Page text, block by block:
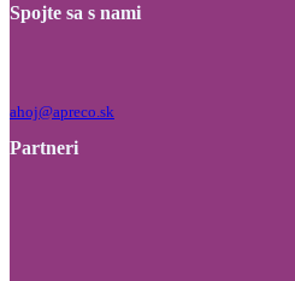
Spojte sa s nami
ahoj@apreco.sk
Partneri